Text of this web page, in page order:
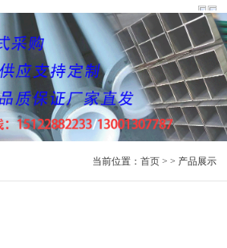
当前位置： 首页> > 产品展示